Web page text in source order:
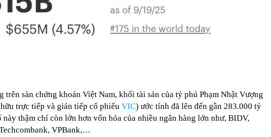
trên sàn chứng khoán Việt Nam, khối tài sản của tỷ phú Phạm Nhật Vượng
trực tiếp và gián tiếp cổ phiếu VIC) ước tính đã lên đến gần 283.000 tỷ
này thậm chí còn lớn hơn vốn hóa của nhiều ngân hàng lớn như, BIDV,
VPBank,…